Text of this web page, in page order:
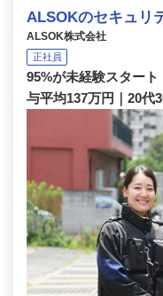
ALSOKのセキュリ
ALSOK株式会社
正社員
95%が未経験スター
与平均137万円｜20代